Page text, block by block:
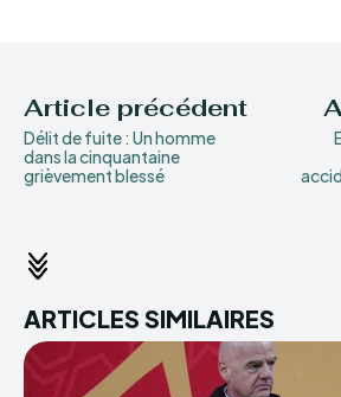
Article précédent
Délit de fuite : Un homme
dans la cinquantaine
grièvement blessé
ARTICLES SIMILAIRES